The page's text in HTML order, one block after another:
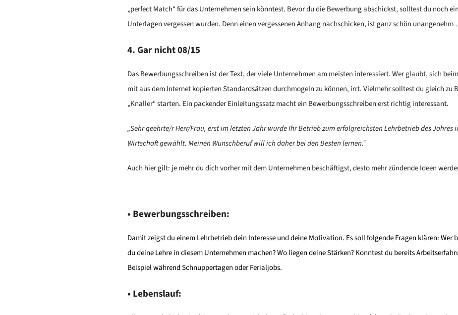
„perfect Match“ für das Unternehmen sein könntest. Bevor du die Bewerbung abschickst, solltest du noch
Unterlagen vergessen wurden. Denn einen vergessenen Anhang nachschicken, ist ganz schön
4. Gar nicht 08/15
Das Bewerbungsschreiben ist der Text, der viele Unternehmen am meisten interessiert. Wer glaubt, sich
mit aus dem Internet kopierten Standardsätzen durchmogeln zu können, irrt. Vielmehr solltest du gleich zu
„Knaller“ starten. Ein packender Einleitungssatz macht ein Bewerbungsschreiben erst richtig interessant.
„Sehr geehrte/r Herr/Frau, erst im letzten Jahr wurde Ihr Betrieb zum erfolgreichsten Lehrbetrieb des Jahres
Wirtschaft gewählt. Meinen Wunschberuf will ich daher bei den Besten lernen.“
Auch hier gilt: je mehr du dich vorher mit dem Unternehmen beschäftigst, desto mehr zündende Ideen
• Bewerbungsschreiben:
Damit zeigst du einem Lehrbetrieb dein Interesse und deine Motivation. Es soll folgende Fragen klären: Wer
du deine Lehre in diesem Unternehmen machen? Wo liegen deine Stärken? Konntest du bereits
Beispiel während Schnuppertagen oder Ferialjobs.
• Lebenslauf: